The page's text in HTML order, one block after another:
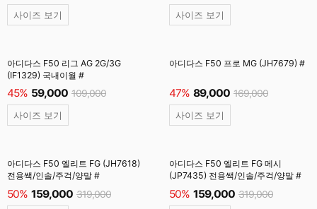
사이즈 보기 사이즈 보기
아디다스 F50 리그 AG 2G/3G
(IF1329) 국내이월 #
45% 59,000 109,000
사이즈 보기
아디다스 F50 프로 MG (JH7679) #
47% 89,000 169,000
사이즈 보기
아디다스 F50 엘리트 FG (JH7618)
전용쌕/인솔/주걱/양말 #
50% 159,000 319,000
아디다스 F50 엘리트 FG 메시
(JP7435) 전용쌕/인솔/주걱/양말 #
50% 159,000 319,000